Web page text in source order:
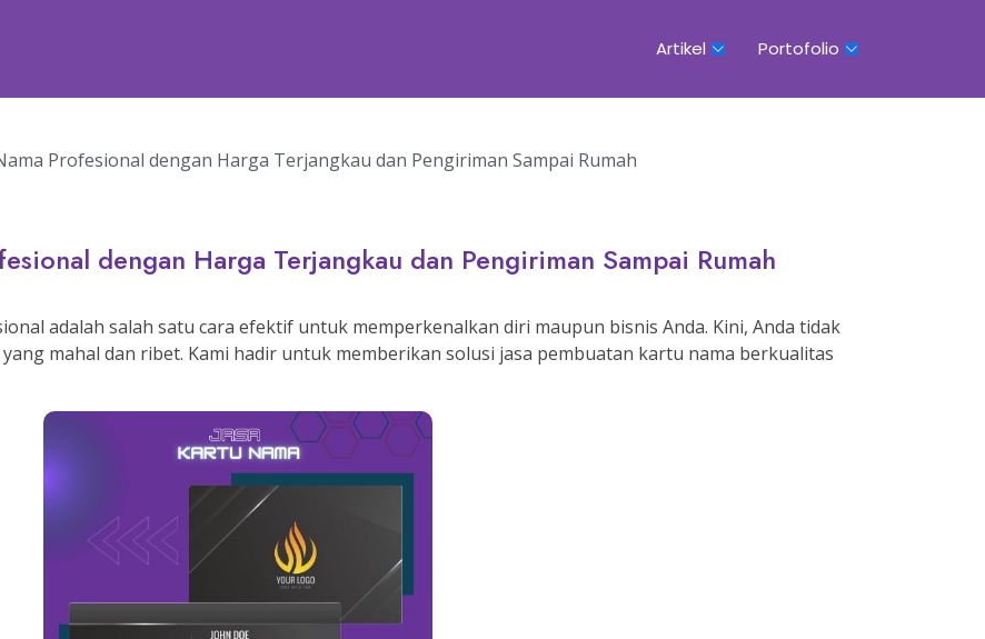
Artikel Portofolio
Profesional dengan Harga Terjangkau dan Pengiriman Sampai Rumah
dengan Harga Terjangkau dan Pengiriman Sampai Rumah
adalah salah satu cara efektif untuk memperkenalkan diri maupun bisnis Anda. Kini, Anda tidak
mahal dan ribet. Kami hadir untuk memberikan solusi jasa pembuatan kartu nama berkualitas